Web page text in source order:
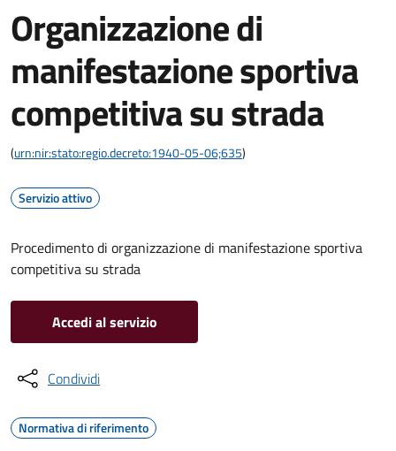
Organizzazione di
manifestazione sportiva
competitiva su strada
(urn:nir:stato:regio.decreto:1940-05-06;635)
Servizio attivo
Procedimento di organizzazione di manifestazione sportiva
competitiva su strada
Accedi al servizio
Condividi
Normativa di riferimento